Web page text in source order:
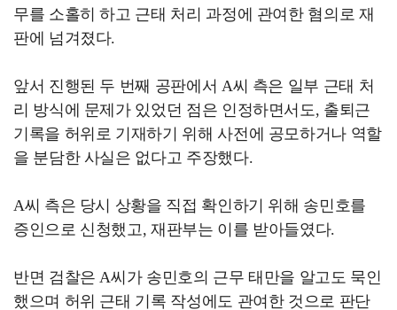
무를 소홀히 하고 근태 처리 과정에 관여한 혐의로 재
판에 넘겨졌다.
앞서 진행된 두 번째 공판에서 A씨 측은 일부 근태 처
리 방식에 문제가 있었던 점은 인정하면서도, 출퇴근
기록을 허위로 기재하기 위해 사전에 공모하거나 역할
을 분담한 사실은 없다고 주장했다.
A씨 측은 당시 상황을 직접 확인하기 위해 송민호를
증인으로 신청했고, 재판부는 이를 받아들였다.
반면 검찰은 A씨가 송민호의 근무 태만을 알고도 묵인
했으며 허위 근태 기록 작성에도 관여한 것으로 판단